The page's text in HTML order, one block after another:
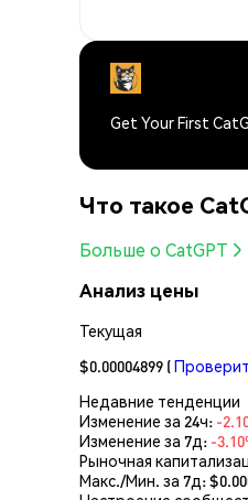
Get Your First
Что такое
Больше о CatGPT
Анализ цены
Текущая
$0.00004899 (
Недавние тенденции
Изменение за 24ч: -
Изменение за 7д: -
Рыночная
Макс./Мин. за 7д: $